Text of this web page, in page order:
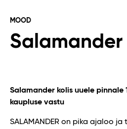
MOOD
Salamander kolis uuele pinnale
kaupluse vastu
SALAMANDER on pika ajaloo